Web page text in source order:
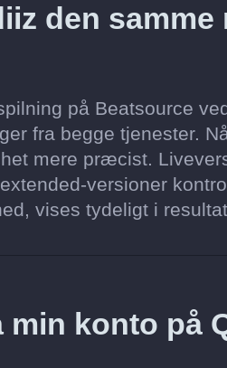
den samme
på Beatsource
fra begge tjenester.
mere præcist.
versioner
vises tydeligt i
konto på